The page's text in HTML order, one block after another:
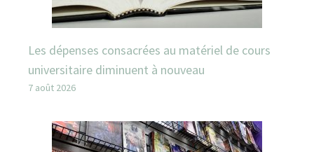
Les dépenses consacrées au matériel de cours
universitaire diminuent à nouveau
7 août 2026